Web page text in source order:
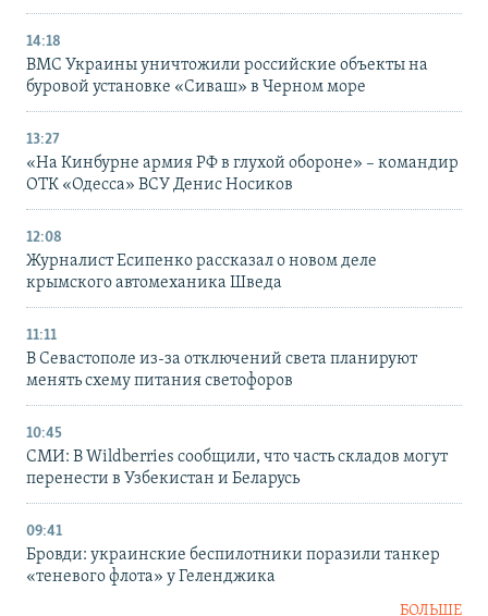
14:18
ВМС Украины уничтожили российские объекты на
буровой установке «Сиваш» в Черном море
13:27
«На Кинбурне армия РФ в глухой обороне» – командир
ОТК «Одесса» ВСУ Денис Носиков
12:08
Журналист Есипенко рассказал о новом деле
крымского автомеханика Шведа
11:11
В Севастополе из-за отключений света планируют
менять схему питания светофоров
10:45
СМИ: В Wildberries сообщили, что часть складов могут
перенести в Узбекистан и Беларусь
09:41
Бровди: украинские беспилотники поразили танкер
«теневого флота» у Геленджика
БОЛЬШЕ